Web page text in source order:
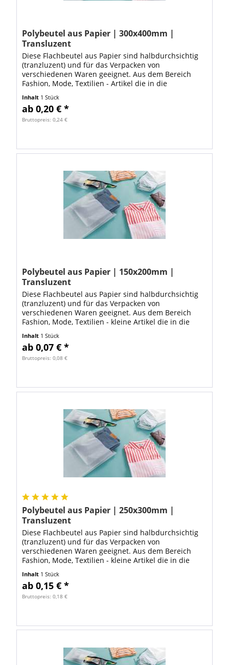
Polybeutel aus Papier | 300x400mm |
Transluzent
Diese Flachbeutel aus Papier sind halbdurchsichtig
(tranzluzent) und für das Verpacken von
verschiedenen Waren geeignet. Aus dem Bereich
Fashion, Mode, Textilien - Artikel die in die
Deko- und...
Inhalt 1 Stück
ab 0,20 € *
Bruttopreis: 0,24 €
Polybeutel aus Papier | 150x200mm |
Transluzent
Diese Flachbeutel aus Papier sind halbdurchsichtig
(tranzluzent) und für das Verpacken von
verschiedenen Waren geeignet. Aus dem Bereich
Fashion, Mode, Textilien - kleine Artikel die in die
Inhalt 1 Stück
ab 0,07 € *
Bruttopreis: 0,08 €
Polybeutel aus Papier | 250x300mm |
Transluzent
Diese Flachbeutel aus Papier sind halbdurchsichtig
(tranzluzent) und für das Verpacken von
verschiedenen Waren geeignet. Aus dem Bereich
Fashion, Mode, Textilien - kleine Artikel die in die
Inhalt 1 Stück
ab 0,15 € *
Bruttopreis: 0,18 €